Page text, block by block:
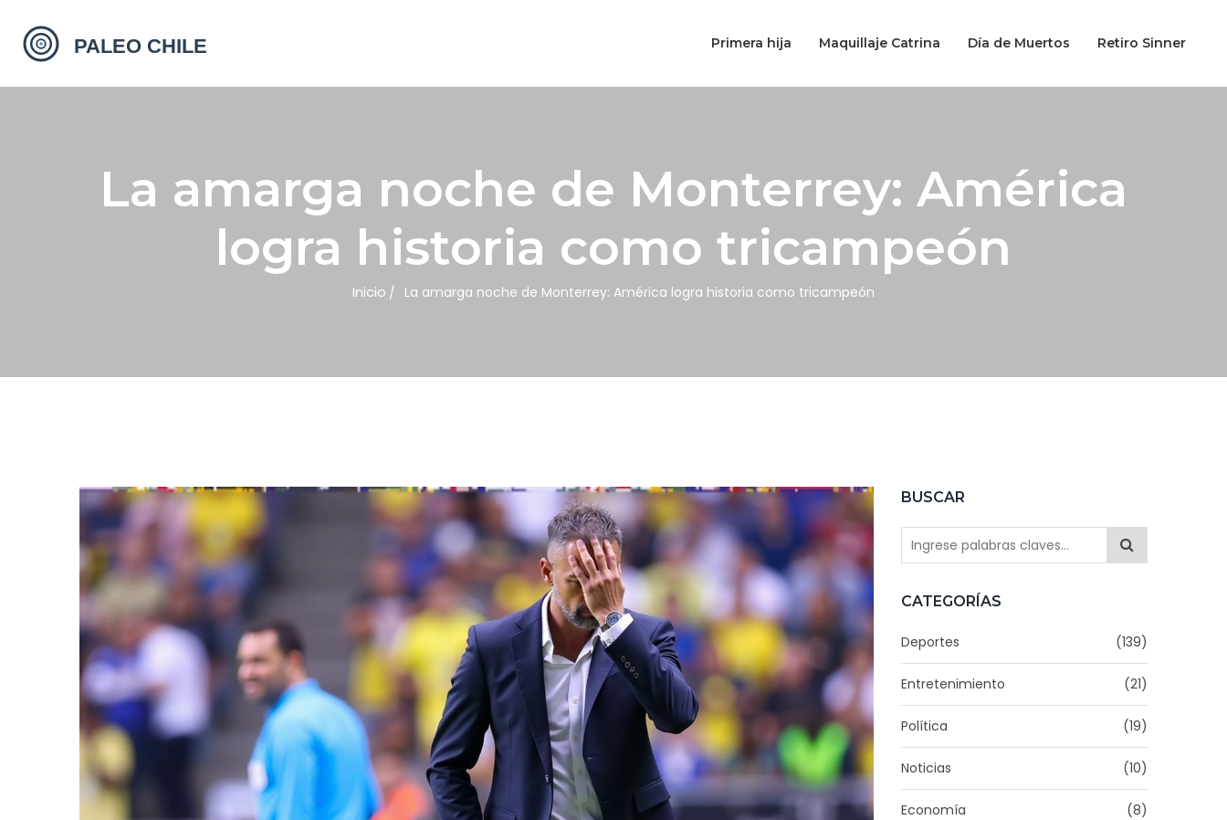
Primera hija Maquillaje Catrina Día de Muertos Retiro Sinner
La amarga noche de Monterrey: América
logra historia como tricampeón
Inicio La amarga noche de Monterrey: América logra historia como tricampeón
BUSCAR
CATEGORÍAS
Deportes (139)
Entretenimiento (21)
Política (19)
Noticias (10)
Economía (8)